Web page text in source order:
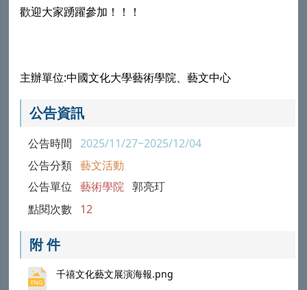
歡迎大家踴躍參加！！！
主辦單位:中國文化大學藝術學院、藝文中心
公告資訊
公告時間 2025/11/27~2025/12/04
公告分類 藝文活動
公告單位 藝術學院 郭亮玎
點閱次數 12
附 件
千禧文化藝文展演海報.png